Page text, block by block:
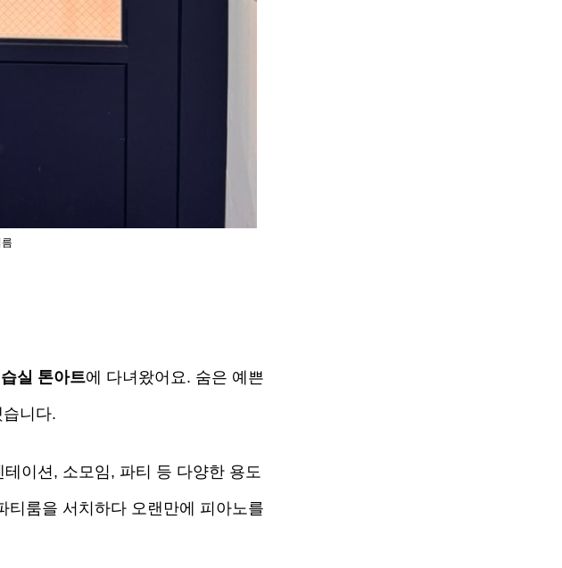
실 톤아트에 다녀왔어요. 숨은 예쁜
니다.
이션, 소모임, 파티 등 다양한 용도
티룸을 서치하다 오랜만에 피아노를